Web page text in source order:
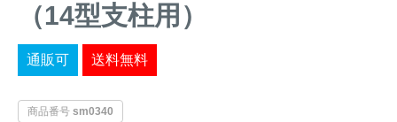
（14型支柱用）
通販可 送料無料
商品番号 sm0340